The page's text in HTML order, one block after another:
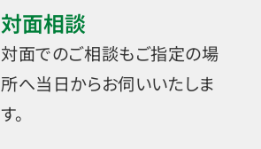
対面相談
対面でのご相談もご指定の場
所へ当日からお伺いいたしま
す。